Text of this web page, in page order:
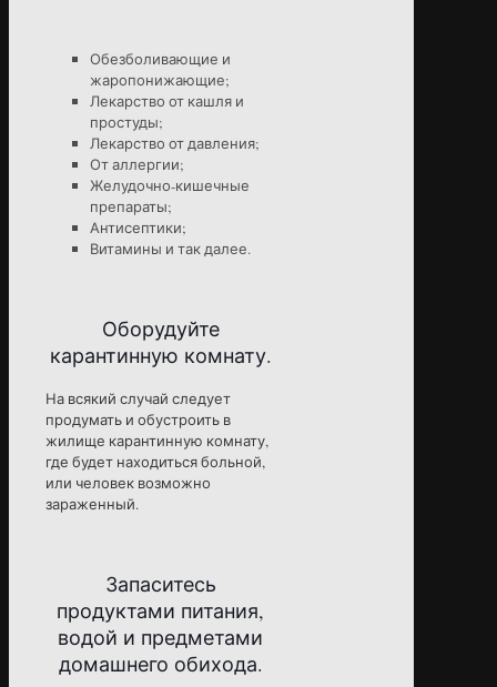
Обезболивающие и
жаропонижающие;
Лекарство от кашля и
простуды;
Лекарство от давления;
От аллергии;
Желудочно-кишечные
препараты;
Антисептики;
Витамины и так далее.
Оборудуйте
карантинную комнату.
На всякий случай следует
продумать и обустроить в
жилище карантинную комнату,
где будет находиться больной,
или человек возможно
зараженный.
Запаситесь
продуктами питания,
водой и предметами
домашнего обихода.